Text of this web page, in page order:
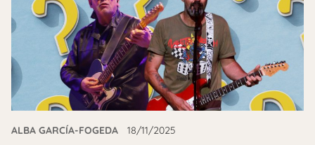
ALBA GARCÍA-FOGEDA 18/11/2025